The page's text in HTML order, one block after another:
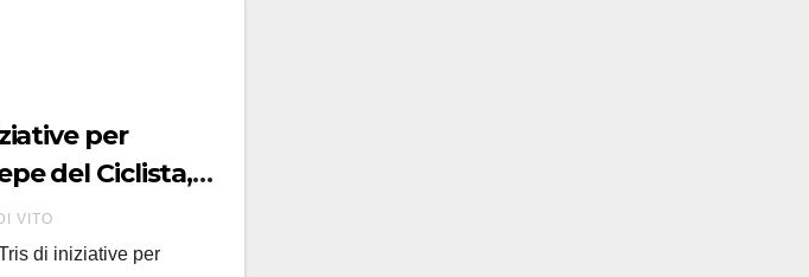
per
del Ciclista,
e Pedalata di
VITO
di iniziative per